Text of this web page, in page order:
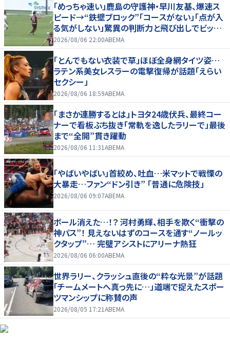
「めっちゃ速い」鹿島の守護神・早川友基、爆速ス
ピード→“鉄壁ブロック”「コースがない」「点が入
る気がしない」驚異の判断力と飛び出しでビッグ
セーブ
2026/08/06 22:00ABEMA
「とんでもない衣装で草」ほぼ全身網タイツ姿…
ラテン系美女レスラーの電撃復帰が話題「えらい
セクシー」
2026/08/06 18:59ABEMA
「まさか連勝するとは」トヨタ24歳伏兵、最終コー
ナーで看板ぶち抜き「常軌を逸したラリーで」最後
まで“全開”貫き躍動
2026/08/06 11:31ABEMA
「やばいやばい」首絞め、吐血…米マットで戦慄の
大暴走…ファン“ドン引き” 「普通に危険技」
2026/08/06 09:07ABEMA
ボール消えた…！？ 河村勇輝、相手を欺く“衝撃の
神パス”！ 見えないはずのコースを通す“ノールッ
クタップ”… 完璧アシストにアリーナ熱狂
2026/08/06 06:00ABEMA
世界ラリー、クラッシュ直後の“粋な光景”が話題
「チームメートへ真っ先に…」道端で捉えたスポー
ツマンシップに称賛の声
2026/08/05 17:21ABEMA